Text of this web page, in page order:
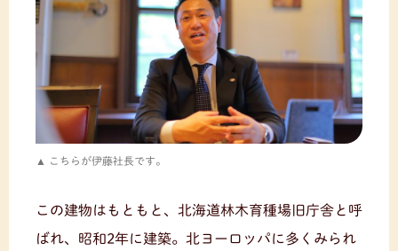
こちらが伊藤社長です。
この建物はもともと、北海道林木育種場旧庁舎と呼
ばれ、昭和2年に建築。北ヨーロッパに多くみられ